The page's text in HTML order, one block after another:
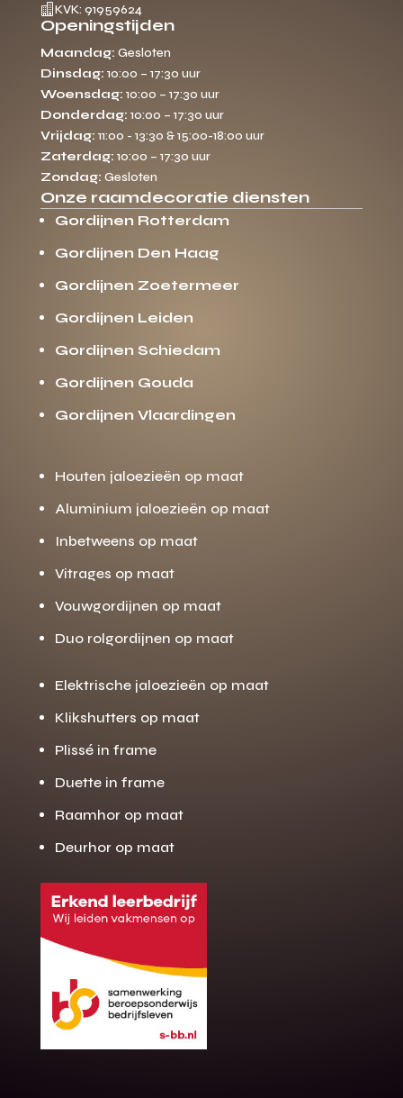
Gratis offerte
op maat?
Binnen 24 uur jouw gratis offerte
10 jaar garantie op de montage
 KVK: 91959624
Openingstijden
Maandag: Gesloten
Dinsdag: 10:00 – 17:30 uur
Woensdag: 10:00 – 17:30 uur
Donderdag: 10:00 – 17:30 uur
Vrijdag: 11:00 - 13:30 & 15:00-18:00 uur
Zaterdag: 10:00 – 17:30 uur
Zondag: Gesloten
Onze raamdecoratie diensten
Gordijnen Rotterdam
Gordijnen Den Haag
Gordijnen Zoetermeer
Gordijnen Leiden
Gordijnen Schiedam
Gordijnen Gouda
Gordijnen Vlaardingen
Houten jaloezieën op maat
Aluminium jaloezieën op maat
Inbetweens op maat
Vitrages op maat
Vouwgordijnen op maat
Duo rolgordijnen op maat
Elektrische jaloezieën op maat
Klikshutters op maat
Plissé in frame
Duette in frame
Raamhor op maat
Deurhor op maat